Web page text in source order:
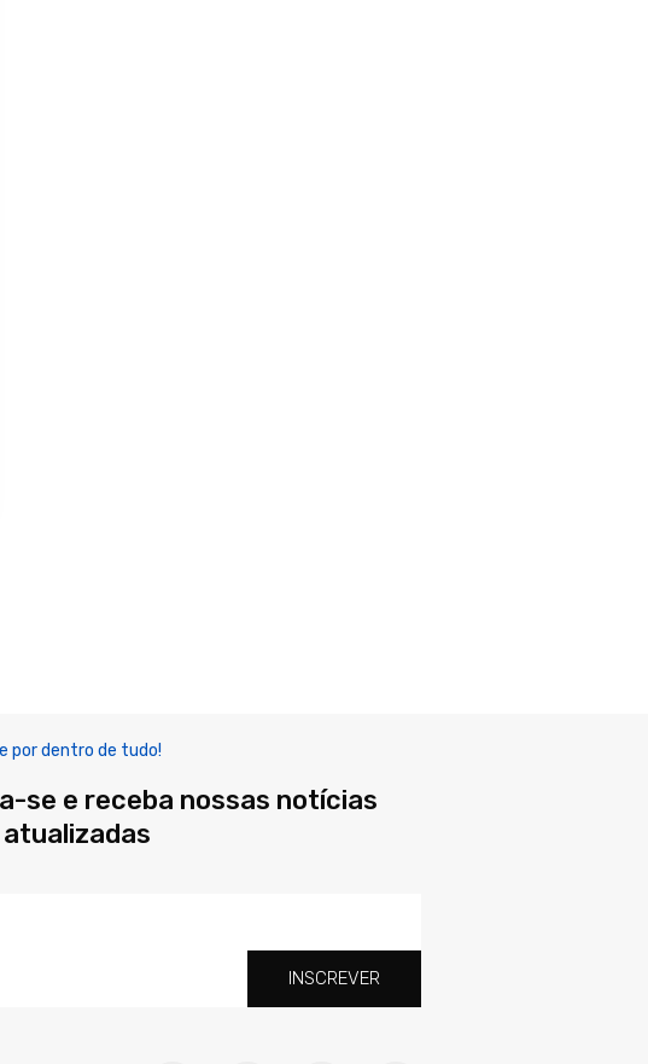
por dentro de tudo!
se e receba nossas notícias
INSCREVER